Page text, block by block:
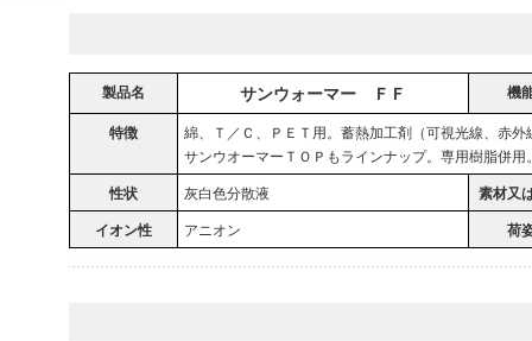
製品名 サンウォーマー ＦＦ
機
特徴
綿、Ｔ／Ｃ、ＰＥＴ用。蓄熱加工剤（可視光線、赤
サンウオーマーＴＯＰもラインナップ。専用樹脂併用
性状 灰白色分散液
素材又
イオン性
アニオン 荷